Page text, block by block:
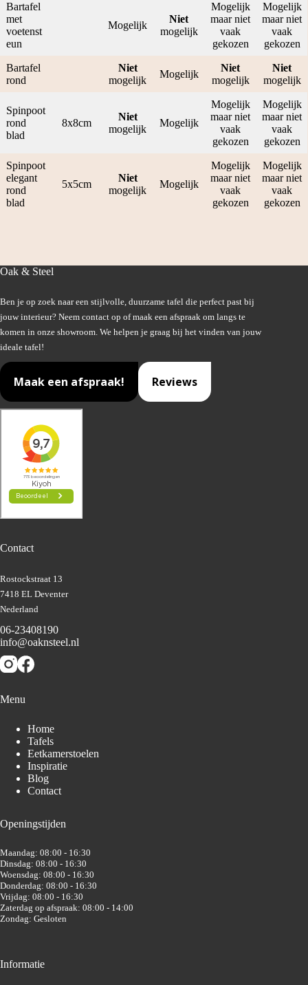
Bartafel
met
voetenst
eun
Mogelijk
Niet
mogelijk
Mogelijk
maar niet
vaak
gekozen
Mogelijk
maar niet
vaak
gekozen
Bartafel
rond
Niet
mogelijk
Mogelijk
Niet
mogelijk
Niet
mogelijk
Spinpoot
rond
blad
8x8cm
Niet
mogelijk
Mogelijk
Mogelijk
maar niet
vaak
gekozen
Mogelijk
maar niet
vaak
gekozen
Spinpoot
elegant
rond
blad
5x5cm
Niet
mogelijk
Mogelijk
Mogelijk
maar niet
vaak
gekozen
Mogelijk
maar niet
vaak
gekozen
Oak & Steel
Ben je op zoek naar een stijlvolle, duurzame tafel die perfect past bij
jouw interieur? Neem contact op of maak een afspraak om langs te
komen in onze showroom. We helpen je graag bij het vinden van jouw
ideale tafel!
Maak een afspraak! Reviews
Contact
Rostockstraat 13
7418 EL Deventer
Nederland
06-23408190
info@oaknsteel.nl
Menu
Home
Tafels
Eetkamerstoelen
Inspiratie
Blog
Contact
Openingstijden
Maandag: 08:00 - 16:30
Dinsdag: 08:00 - 16:30
Woensdag: 08:00 - 16:30
Donderdag: 08:00 - 16:30
Vrijdag: 08:00 - 16:30
Zaterdag op afspraak: 08:00 - 14:00
Zondag: Gesloten
Informatie